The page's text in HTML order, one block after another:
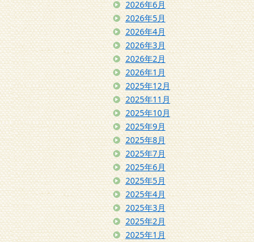
2026年6月
2026年5月
2026年4月
2026年3月
2026年2月
2026年1月
2025年12月
2025年11月
2025年10月
2025年9月
2025年8月
2025年7月
2025年6月
2025年5月
2025年4月
2025年3月
2025年2月
2025年1月